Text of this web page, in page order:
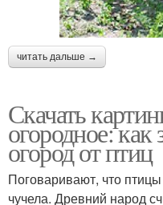
читать дальше →
Скачать
огородное:
огород от птиц
Поговаривают, что
чучела. Древний народ